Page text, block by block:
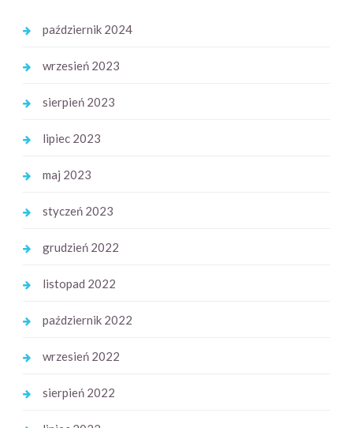
październik 2024
wrzesień 2023
sierpień 2023
lipiec 2023
maj 2023
styczeń 2023
grudzień 2022
listopad 2022
październik 2022
wrzesień 2022
sierpień 2022